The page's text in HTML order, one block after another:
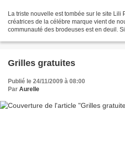
La triste nouvelle est tombée sur le site Lili
créatrices de la célébre marque vient de
communauté des brodeuses est en deuil.
Grilles gratuites
Publié le 24/11/2009 à 08:00
Par Aurelle